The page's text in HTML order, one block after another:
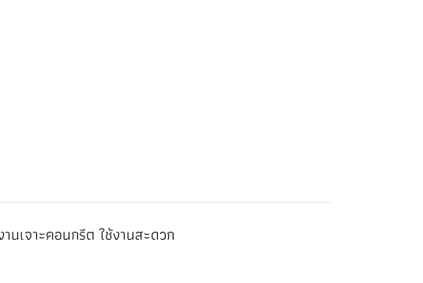
นเจาะคอนกรีต ใช้งานสะดวก